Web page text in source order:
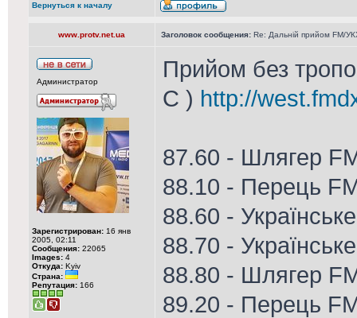
Вернуться к началу
www.protv.net.ua Заголовок сообщения: Re: Дальній прийом FM/
Администратор
Зарегистрирован: 16 янв
2005, 02:11
Сообщения: 22065
Images: 4
Откуда: Kyiv
Страна:
Репутация: 166
Прийом без
С ) http://
87.60 - Шлягер
88.10 - Перець
88.60 -
88.70 -
88.80 - Шлягер
89.20 - Перець